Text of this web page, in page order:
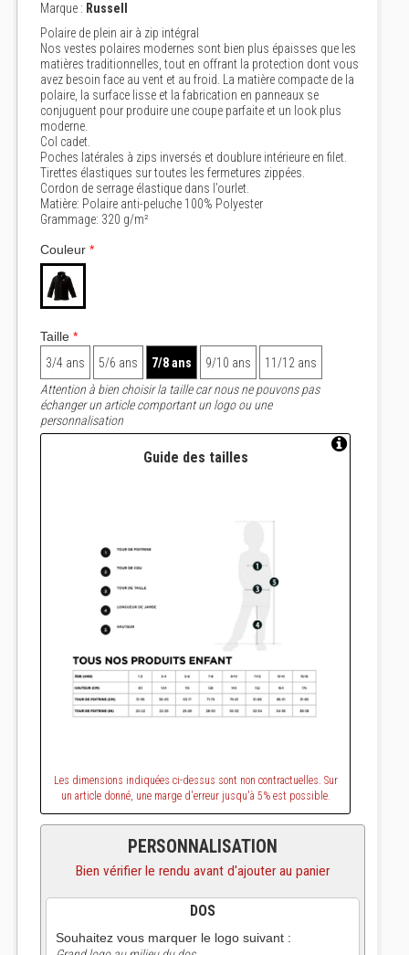
Marque : Russell
Polaire de plein air à zip intégral
Nos vestes polaires modernes sont bien plus épaisses que les
matières traditionnelles, tout en offrant la protection dont vous
avez besoin face au vent et au froid. La matière compacte de la
polaire, la surface lisse et la fabrication en panneaux se
conjuguent pour produire une coupe parfaite et un look plus
moderne.
Col cadet.
Poches latérales à zips inversés et doublure intérieure en filet.
Tirettes élastiques sur toutes les fermetures zippées.
Cordon de serrage élastique dans l’ourlet.
Matière: Polaire anti-peluche 100% Polyester
Grammage: 320 g/m²
Couleur *
Taille *
3/4 ans
5/6 ans 7/8 ans 9/10 ans
11/12 ans
Attention à bien choisir la taille car nous ne pouvons pas
échanger un article comportant un logo ou une
personnalisation
Guide des tailles
Les dimensions indiquées ci-dessus sont non contractuelles. Sur
un article donné, une marge d'erreur jusqu'à 5% est possible.
PERSONNALISATION
Bien vérifier le rendu avant d'ajouter au panier
DOS
Souhaitez vous marquer le logo suivant :